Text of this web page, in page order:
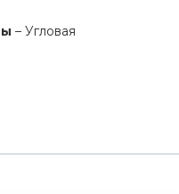
– Угловая